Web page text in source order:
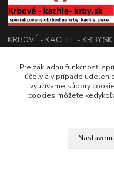
KRBOVÉ - KACHLE - KRBY.SK
0949 476 255
08:00 - 17.00
Pre základnú funkčnosť,
účely a v prípade
využívame súbory
cookies môžete